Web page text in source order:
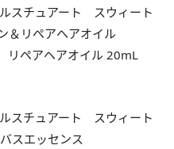
スチュアート スウィート
＆リペアヘアオイル
リペアヘアオイル 20mL
スチュアート スウィート
スエッセンス